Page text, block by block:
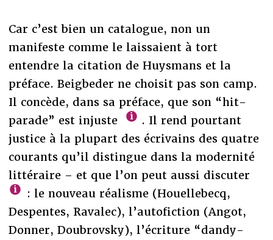
Car c’est bien un catalogue, non un
manifeste comme le laissaient à tort
entendre la citation de Huysmans et la
préface. Beigbeder ne choisit pas son camp.
Il concède, dans sa préface, que son “hit-
parade” est injuste
. Il rend pourtant
justice à la plupart des écrivains des quatre
courants qu’il distingue dans la modernité
littéraire – et que l’on peut aussi discuter
: le nouveau réalisme (Houellebecq,
Despentes, Ravalec), l’autofiction (Angot,
Donner, Doubrovsky), l’écriture “dandy-